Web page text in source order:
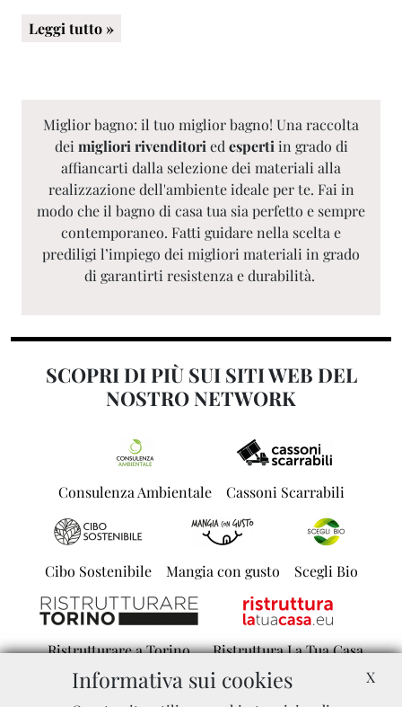
Leggi tutto »
Miglior bagno: il tuo miglior bagno! Una raccolta
dei migliori rivenditori ed esperti in grado di
affiancarti dalla selezione dei materiali alla
realizzazione dell'ambiente ideale per te. Fai in
modo che il bagno di casa tua sia perfetto e sempre
contemporaneo. Fatti guidare nella scelta e
prediligi l’impiego dei migliori materiali in grado
di garantirti resistenza e durabilità.
SCOPRI DI PIÙ SUI SITI WEB DEL
NOSTRO NETWORK
Consulenza Ambientale Cassoni Scarrabili
Cibo Sostenibile Mangia con gusto Scegli Bio
Ristrutturare a Torino
Ristruttura La Tua Casa
X
Informativa sui cookies